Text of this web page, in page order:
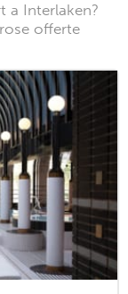
a Interlaken?
offerte